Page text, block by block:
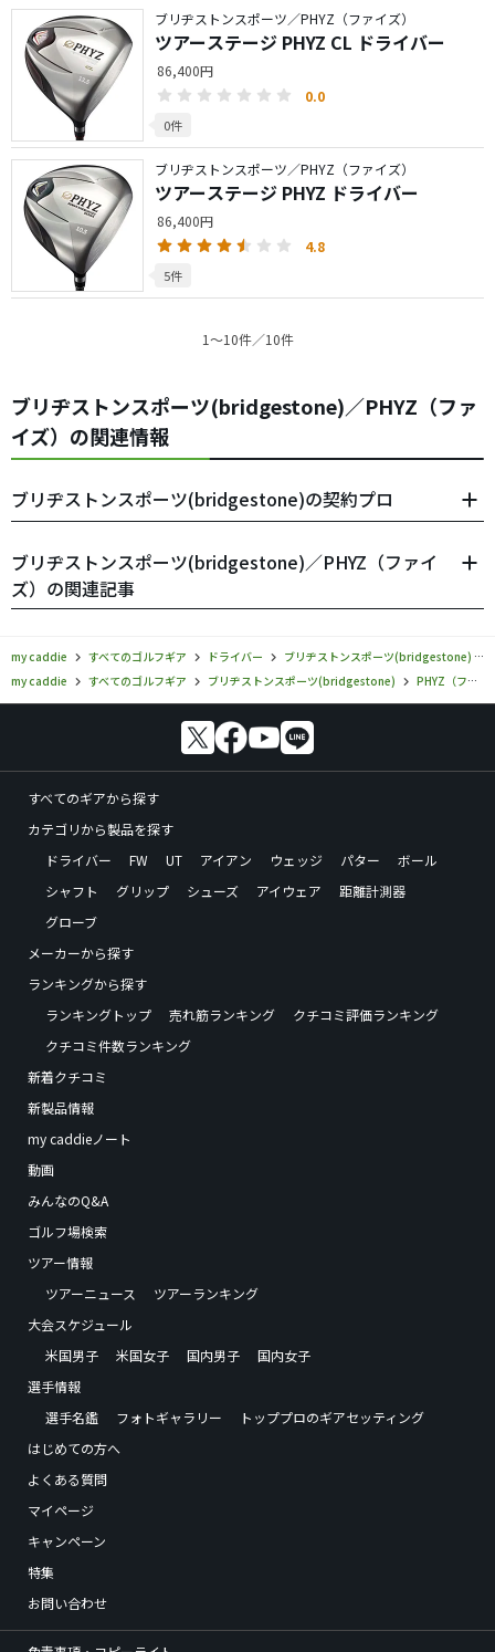
ブリヂストンスポーツ／PHYZ（ファイズ）
ツアーステージ PHYZ CL ドライバー
86,400円
0.0
0件
ブリヂストンスポーツ／PHYZ（ファイズ）
ツアーステージ PHYZ ドライバー
86,400円
4.8
5件
1〜10件／10件
ブリヂストンスポーツ(bridgestone)／PHYZ（ファ
イズ）の関連情報
ブリヂストンスポーツ(bridgestone)の契約プロ
ブリヂストンスポーツ(bridgestone)／PHYZ（ファイ
ズ）の関連記事
my caddie すべてのゴルフギア ドライバー ブリヂストンスポーツ(bridgestone)
my caddie
すべてのゴルフギア ブリヂストンスポーツ(bridgestone) PHYZ（ファイズ）
すべてのギアから探す
カテゴリから製品を探す
ドライバー
FW UT アイアン ウェッジ パター
ボール
シャフト
グリップ シューズ アイウェア
距離計測器
グローブ
メーカーから探す
ランキングから探す
ランキングトップ
売れ筋ランキング
クチコミ評価ランキング
クチコミ件数ランキング
新着クチコミ
新製品情報
my caddieノート
動画
みんなのQ&A
ゴルフ場検索
ツアー情報
ツアーニュース
ツアーランキング
大会スケジュール
米国男子
米国女子 国内男子
国内女子
選手情報
選手名鑑
フォトギャラリー
トッププロのギアセッティング
はじめての方へ
よくある質問
マイページ
キャンペーン
特集
お問い合わせ